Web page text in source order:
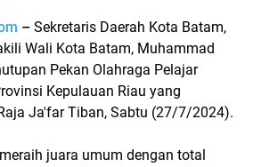
– Sekretaris Daerah Kota Batam,
Wali Kota Batam, Muhammad
Pekan Olahraga Pelajar
Kepulauan Riau yang
Ja'far Tiban, Sabtu (27/7/2024).
juara umum dengan total